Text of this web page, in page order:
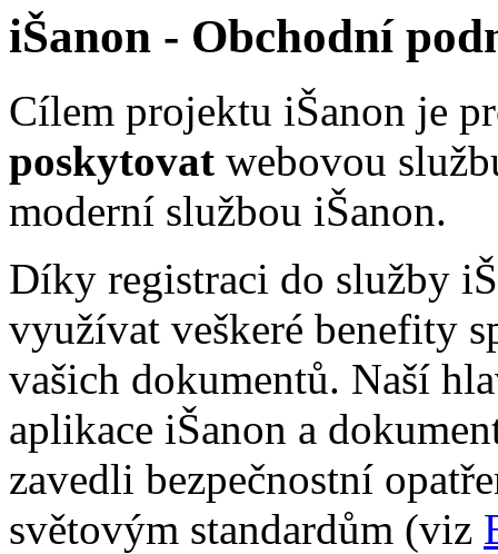
iŠanon - Obchodní
Cílem projektu iŠanon je
poskytovat webovou
moderní službou iŠanon.
Díky registraci do služby
využívat veškeré benefity
vašich dokumentů. Naší
aplikace iŠanon a
zavedli bezpečnostní
světovým standardům (viz